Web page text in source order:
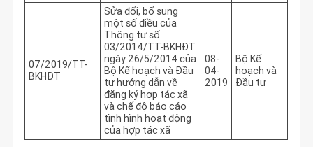
07/2019/TT-
BKHĐT
Sửa đổi, bổ sung
một số điều của
Thông tư số
03/2014/TT-BKHĐT
ngày 26/5/2014 của
Bộ Kế hoạch và Đầu
tư hướng dẫn về
đăng ký hợp tác xã
và chế độ báo cáo
tình hình hoạt động
của hợp tác xã
08-
04-
2019
Bộ Kế
hoạch và
Đầu tư